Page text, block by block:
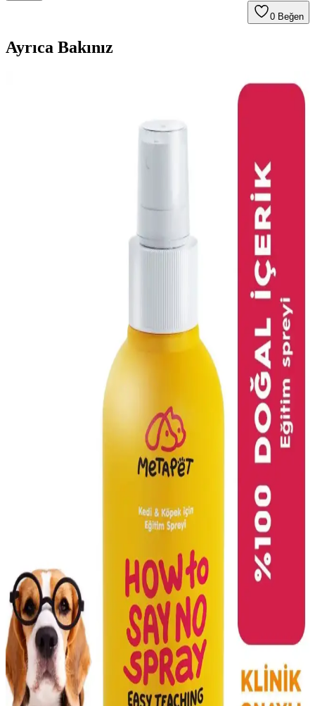
0 Beğen
Ayrıca Bakınız
Otomatik Kedi Kumu Kabı: Zaman Tasarrufu ve
Otomatik kedi kumu kabı, zaman tasarrufu ve hijyen sunarak kedi
sahiplerinin günlük yükünü azaltır. Cihaz seçimi ve bakımına dikkat
edilmelidir. Tasarruf, maddi ve zihinsel sağlık açısından önemlidir.
Kediler İçin En İyi Malt Ürünleri ve Kullanım
Kediler için malt ürünleri, sindirimi kolaylaştırır ve tüy topaklarını
önler. Doğru seçim ve kullanım ile kedinizin yaşam kalitesini
Türkiye'de Kedilere Yönelik Güncel Mamalar ve
Türkiye'de popüler kediseverler ve evcil hayvan sahipleri için
Mystic, Hill's ve Muçi markalarının öne çıkan ürünleri, içerikleri ve
sağladığı faydalar hakkında detaylar.
En İyi Yavru Kedi Süt Tozu Seçimi: Sağlıklı
Büyüme İçin Bilmeniz Gerekenler
Yavru kediler için uygun süt tozları, sağlıklı gelişim ve bağışıklık
için önemlidir. Doğru ürün seçimi ve kullanım ipuçlarıyla yavru
kedinizin ihtiyaçlarını karşılayın.
Kedi Serinletici Minderler: Yaz Aylarında Kedilerin
Serin Kalmasını Sağlayan Pratik Çözümler
Kedilerin sıcak havalarda serin kalmasını sağlayan doğal ve
kullanışlı minderler, farklı boyut ve özellikleriyle kedinizin yaşam
kalitesini yükseltir. Kolay bakım ve enerji tasarrufu avantajlarıyla
Ton Balıklı Multivitamin Kedi Takviyesi: Sağlıklı ve
Enerjik Kediler İçin Güçlü Destek
Kedinizin bağışıklığını güçlendiren, enerji seviyesini artıran ve genel
sağlığını destekleyen ton balıklı multivitamin takviyesi hakkında
detaylar.
Topaklanan Kedi Kumu Temizlik Çözümleri ve
Hijyenik Bakım İpuçları